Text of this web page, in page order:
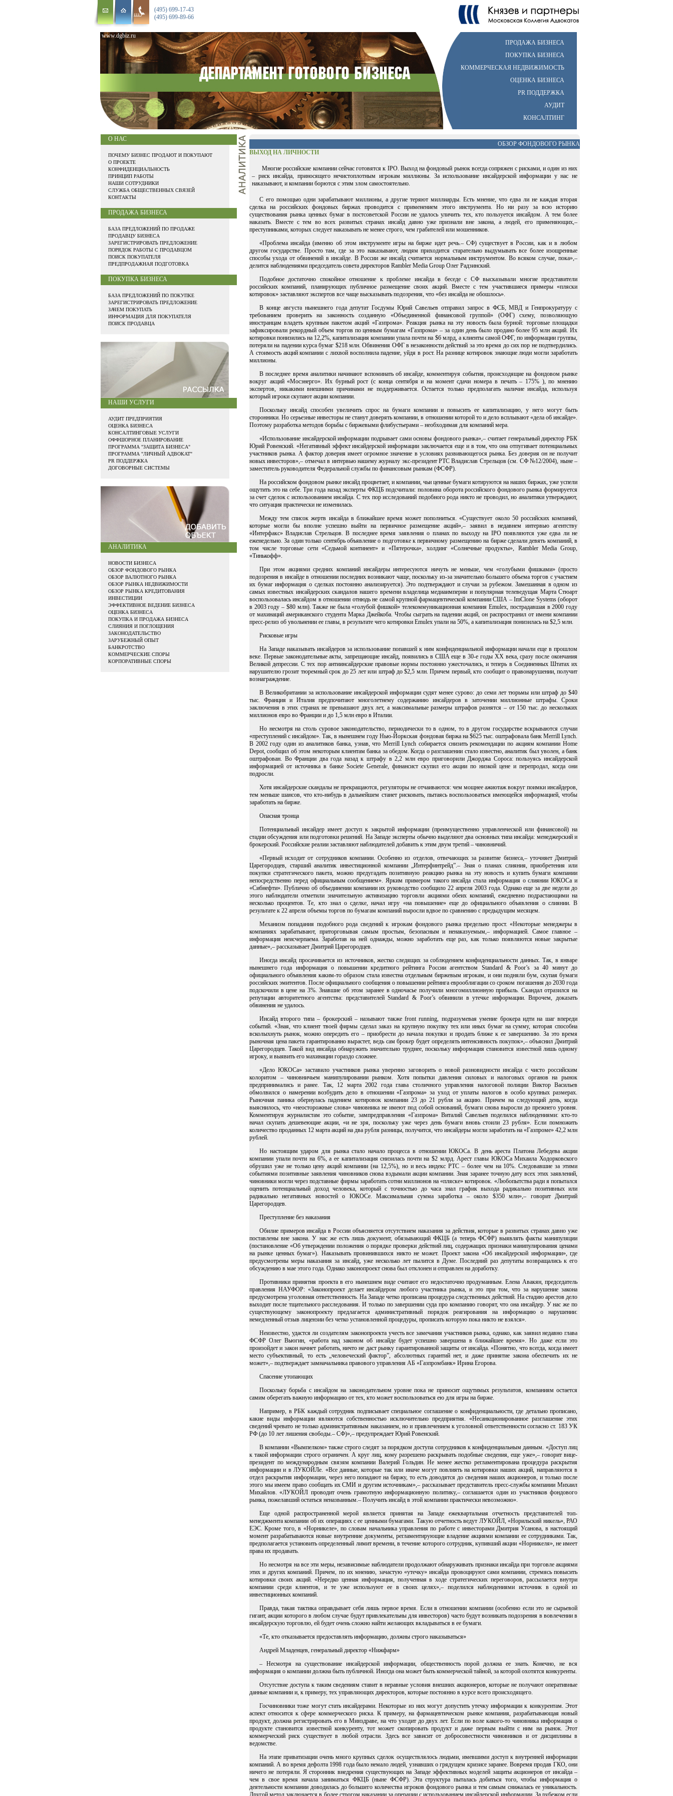
(495) 699-17-43
(495) 699-89-66
www.dgbiz.ru
ПРОДАЖА БИЗНЕСА
ПОКУПКА БИЗНЕСА
КОММЕРЧЕСКАЯ НЕДВИЖИМОСТЬ
ОЦЕНКА БИЗНЕСА
PR ПОДДЕРЖКА
АУДИТ
КОНСАЛТИНГ
О НАС
ПОЧЕМУ БИЗНЕС ПРОДАЮТ И ПОКУПАЮТ
О ПРОЕКТЕ
КОНФИДЕНЦИАЛЬНОСТЬ
ПРИНЦИП РАБОТЫ
НАШИ СОТРУДНИКИ
СЛУЖБА ОБЩЕСТВЕННЫХ СВЯЗЕЙ
КОНТАКТЫ
ПРОДАЖА БИЗНЕСА
БАЗА ПРЕДЛОЖЕНИЙ ПО ПРОДАЖЕ
ПРОДАВЦУ БИЗНЕСА
ЗАРЕГИСТРИРОВАТЬ ПРЕДЛОЖЕНИЕ
ПОРЯДОК РАБОТЫ С ПРОДАВЦОМ
ПОИСК ПОКУПАТЕЛЯ
ПРЕДПРОДАЖНАЯ ПОДГОТОВКА
ПОКУПКА БИЗНЕСА
БАЗА ПРЕДЛОЖЕНИЙ ПО ПОКУПКЕ
ЗАРЕГИСТРИРОВАТЬ ПРЕДЛОЖЕНИЕ
ЗАЧЕМ ПОКУПАТЬ
ИНФОРМАЦИЯ ДЛЯ ПОКУПАТЕЛЯ
ПОИСК ПРОДАВЦА
НАШИ УСЛУГИ
АУДИТ ПРЕДПРИЯТИЯ
ОЦЕНКА БИЗНЕСА
КОНСАЛТИНГОВЫЕ УСЛУГИ
ОФФШОРНОЕ ПЛАНИРОВАНИЕ
ПРОГРАММА "ЗАЩИТА БИЗНЕСА"
ПРОГРАММА "ЛИЧНЫЙ АДВОКАТ"
PR ПОДДЕРЖКА
ДОГОВОРНЫЕ СИСТЕМЫ
АНАЛИТИКА
НОВОСТИ БИЗНЕСА
ОБЗОР ФОНДОВОГО РЫНКА
ОБЗОР ВАЛЮТНОГО РЫНКА
ОБЗОР РЫНКА НЕДВИЖИМОСТИ
ОБЗОР РЫНКА КРЕДИТОВАНИЯ
ИНВЕСТИЦИИ
ЭФФЕКТИВНОЕ ВЕДЕНИЕ БИЗНЕСА
ОЦЕНКА БИЗНЕСА
ПОКУПКА И ПРОДАЖА БИЗНЕСА
СЛИЯНИЯ И ПОГЛОЩЕНИЯ
ЗАКОНОДАТЕЛЬСТВО
ЗАРУБЕЖНЫЙ ОПЫТ
БАНКРОТСТВО
КОММЕРЧЕСКИЕ СПОРЫ
КОРПОРАТИВНЫЕ СПОРЫ
ОБЗОР ФОНДОВОГО РЫНКА
ВЫХОД НА ЛИЧНОСТИ
Многие российские компании сейчас готовятся к IPO. Выход на фондовый рынок всегда сопряжен с рисками, и один из них
– риск инсайда, приносящего нечистоплотным игрокам миллионы. За использование инсайдерской информации у нас не
наказывают, и компании борются с этим злом самостоятельно.
С его помощью одни зарабатывают миллионы, а другие теряют миллиарды. Есть мнение, что едва ли не каждая вторая
сделка на российских фондовых биржах проводится с применением этого инструмента. Но ни разу за всю историю
существования рынка ценных бумаг в постсоветской России не удалось уличить тех, кто пользуется инсайдом. А тем более
наказать. Вместе с тем во всех развитых странах инсайд давно уже признали вне закона, а людей, его применяющих,–
преступниками, которых следует наказывать не менее строго, чем грабителей или мошенников.
«Проблема инсайда (именно об этом инструменте игры на бирже идет речь.– СФ) существует в России, как и в любом
другом государстве. Просто там, где за это наказывают, людям приходится старательно выдумывать все более изощренные
способы ухода от обвинений в инсайде. В России же инсайд считается нормальным инструментом. Во всяком случае, пока»,–
делится наблюдениями председатель совета директоров Rambler Media Group Олег Радзинский.
Подобное достаточно спокойное отношение к проблеме инсайда в беседе с СФ высказывали многие представители
российских компаний, планирующих публичное размещение своих акций. Вместе с тем участившиеся примеры «пляски
котировок» заставляют экспертов все чаще высказывать подозрения, что «без инсайда не обошлось».
В конце августа нынешнего года депутат Госдумы Юрий Савельев отправил запрос в ФСБ, МВД и Генпрокуратуру с
требованием проверить на законность созданную «Объединенной финансовой группой» (ОФГ) схему, позволяющую
иностранцам владеть крупным пакетом акций «Газпрома». Реакция рынка на эту новость была бурной: торговые площадки
зафиксировали рекордный объем торгов по ценным бумагам «Газпрома» – за один день было продано более 95 млн акций. Их
котировки понизились на 12,2%, капитализация компании упала почти на $6 млрд, а клиенты самой ОФГ, по информации группы,
потеряли на падении курса бумаг $218 млн. Обвинения ОФГ в незаконности действий за это время до сих пор не подтвердились.
А стоимость акций компании с лихвой восполнила падение, уйдя в рост. На разнице котировок знающие люди могли заработать
миллионы.
В последнее время аналитики начинают вспоминать об инсайде, комментируя события, происходящие на фондовом рынке
вокруг акций «Мосэнерго». Их бурный рост (с конца сентября и на момент сдачи номера в печать – 175% ), по мнению
экспертов, никакими внешними причинами не поддерживается. Остается только предполагать наличие инсайда, используя
который игроки скупают акции компании.
Поскольку инсайд способен увеличить спрос на бумаги компании и повысить ее капитализацию, у него могут быть
сторонники. Но серьезные инвесторы не станут доверять компании, в отношении которой то и дело всплывают «дела об инсайде».
Поэтому разработка методов борьбы с биржевыми флибустьерами – необходимая для компаний мера.
«Использование инсайдерской информации подрывает сами основы фондового рынка»,– считает генеральный директор РБК
Юрий Ровенский. «Негативный эффект инсайдерской информации заключается еще и в том, что она отпугивает потенциальных
участников рынка. А фактор доверия имеет огромное значение в условиях развивающегося рынка. Без доверия он не получит
новых инвесторов»,– отмечал в интервью нашему журналу экс-президент РТС Владислав Стрельцов (см. СФ №12/2004), ныне –
заместитель руководителя Федеральной службы по финансовым рынкам (ФСФР).
На российском фондовом рынке инсайд процветает, и компании, чьи ценные бумаги котируются на наших биржах, уже успели
ощутить это на себе. Три года назад эксперты ФКЦБ подсчитали: половина оборота российского фондового рынка формируется
за счет сделок с использованием инсайда. С тех пор исследований подобного рода никто не проводил, но аналитики утверждают,
что ситуация практически не изменилась.
Между тем список жертв инсайда в ближайшее время может пополниться. «Существует около 50 российских компаний,
которые могли бы вполне успешно выйти на первичное размещение акций»,– заявил в недавнем интервью агентству
«Интерфакс» Владислав Стрельцов. В последнее время заявления о планах по выходу на IPO появляются уже едва ли не
еженедельно. За один только сентябрь объявление о подготовке к первичному размещению на бирже сделали девять компаний, в
том числе торговые сети «Седьмой континент» и «Пятерочка», холдинг «Солнечные продукты», Rambler Media Group,
«Тинькофф».
При этом акциями средних компаний инсайдеры интересуются ничуть не меньше, чем «голубыми фишками» (просто
подозрения в инсайде в отношении последних возникают чаще, поскольку из-за значительно большего объема торгов с участием
их бумаг информация о сделках постоянно анализируется). Это подтверждают и случаи за рубежом. Замешанная в одном из
самых известных инсайдерских скандалов нашего времени владелица медиаимперии и популярная телеведущая Марта Стюарт
воспользовалась инсайдом в отношении отнюдь не самой крупной фармацевтической компании США – ImClone Systems (оборот
в 2003 году – $80 млн). Также не была «голубой фишкой» телекоммуникационная компания Emulex, пострадавшая в 2000 году
от махинаций американского студента Марка Джейкоба. Чтобы сыграть на падении акций, он распространил от имени компании
пресс-релиз об увольнении ее главы, в результате чего котировки Emulex упали на 50%, а капитализация понизилась на $2,5 млн.
Рисковые игры
На Западе наказывать инсайдеров за использование попавшей к ним конфиденциальной информации начали еще в прошлом
веке. Первые законодательные акты, запрещающие инсайд, появились в США еще в 30-е годы XX века, сразу после окончания
Великой депрессии. С тех пор антиинсайдерские правовые нормы постоянно ужесточались, и теперь в Соединенных Штатах их
нарушителю грозит тюремный срок до 25 лет или штраф до $2,5 млн. Причем первый, кто сообщит о правонарушении, получит
вознаграждение.
В Великобритании за использование инсайдерской информации судят менее сурово: до семи лет тюрьмы или штраф до $40
тыс. Франция и Италия предпочитают многолетнему содержанию инсайдеров в заточении миллионные штрафы. Сроки
заключения в этих странах не превышают двух лет, а максимальные размеры штрафов разнятся – от 150 тыс. до нескольких
миллионов евро во Франции и до 1,5 млн евро в Италии.
Но несмотря на столь суровое законодательство, периодически то в одном, то в другом государстве вскрываются случаи
«преступлений с инсайдом». Так, в нынешнем году Нью-Йоркская фондовая биржа на $625 тыс. оштрафовала банк Merrill Lynch.
В 2002 году один из аналитиков банка, узнав, что Merrill Lynch собирается снизить рекомендации по акциям компании Home
Depot, сообщил об этом некоторым клиентам банка за обедом. Когда о разглашении стало известно, аналитик был уволен, а банк
оштрафован. Во Франции два года назад к штрафу в 2,2 млн евро приговорили Джорджа Сороса: пользуясь инсайдерской
информацией от источника в банке Societe Generale, финансист скупил его акции по низкой цене и перепродал, когда они
подросли.
Хотя инсайдерские скандалы не прекращаются, регуляторы не отчаиваются: чем мощнее ажиотаж вокруг поимки инсайдеров,
тем меньше шансов, что кто-нибудь в дальнейшем станет рисковать, пытаясь воспользоваться имеющейся информацией, чтобы
заработать на бирже.
Опасная троица
Потенциальный инсайдер имеет доступ к закрытой информации (преимущественно управленческой или финансовой) на
стадии обсуждения или подготовки решений. На Западе эксперты обычно выделяют два основных типа инсайда: менеджерский и
брокерский. Российские реалии заставляют наблюдателей добавить к этим двум третий – чиновничий.
«Первый исходит от сотрудников компании. Особенно из отделов, отвечающих за развитие бизнеса,– уточняет Дмитрий
Царегородцев, старший аналитик инвестиционной компании „Интерфинтрейд”.– Зная о планах слияния, приобретения или
покупки стратегического пакета, можно предугадать позитивную реакцию рынка на эту новость и купить бумаги компании
непосредственно перед официальным сообщением». Ярким примером такого инсайда стала информация о слиянии ЮКОСа и
«Сибнефти». Публично об объединении компании их руководство сообщило 22 апреля 2003 года. Однако еще за две недели до
этого наблюдатели отметили значительную активизацию торговли акциями обеих компаний, ежедневно подрастающими на
несколько процентов. Те, кто знал о сделке, начал игру «на повышение» еще до официального объявления о слиянии. В
результате к 22 апреля объемы торгов по бумагам компаний выросли вдвое по сравнению с предыдущим месяцем.
Механизм попадания подобного рода сведений к игрокам фондового рынка предельно прост. «Некоторые менеджеры в
компаниях зарабатывают, приторговывая самым простым, безопасным и ненаказуемым,– информацией. Самое главное –
информация неисчерпаема. Заработав на ней однажды, можно заработать еще раз, как только появляются новые закрытые
данные»,– рассказывает Дмитрий Царегородцев.
Иногда инсайд просачивается из источников, жестко следящих за соблюдением конфиденциальности данных. Так, в январе
нынешнего года информация о повышении кредитного рейтинга России агентством Standard & Poor’s за 40 минут до
официального объявления каким-то образом стала известна отдельным биржевым игрокам, и они подняли бум, скупая бумаги
российских эмитентов. После официального сообщения о повышении рейтинга еврооблигации со сроком погашения до 2030 года
подскочили в цене на 3%. Знавшие об этом заранее в одночасье получили многомиллионную прибыль. Скандал отразился на
репутации авторитетного агентства: представителей Standard & Poor’s обвинили в утечке информации. Впрочем, доказать
обвинения не удалось.
Инсайд второго типа – брокерский – называют также front running, подразумевая умение брокера идти на шаг впереди
событий. «Зная, что клиент твоей фирмы сделал заказ на крупную покупку тех или иных бумаг на сумму, которая способна
всколыхнуть рынок, можно опередить его – приобрести до начала покупки и продать ближе к ее завершению. За это время
рыночная цена пакета гарантированно вырастет, ведь сам брокер будет определять интенсивность покупок»,– объяснил Дмитрий
Царегородцев. Такой вид инсайда обнаружить значительно труднее, поскольку информация становится известной лишь одному
игроку, и выявить его махинации гораздо сложнее.
«Дело ЮКОСа» заставило участников рынка уверенно заговорить о новой разновидности инсайда с чисто российским
колоритом – чиновничьем манипулировании рынком. Хотя попытки давления силовых и налоговых органов на рынок
предпринимались и ранее. Так, 12 марта 2002 года глава столичного управления налоговой полиции Виктор Васильев
обмолвился о намерении возбудить дело в отношении «Газпрома» за уход от уплаты налогов в особо крупных размерах.
Рыночная паника обернулась падением котировок компании 23 до 21 рубля за акцию. Причем на следующий день, когда
выяснилось, что «неосторожные слова» чиновника не имеют под собой оснований, бумаги снова выросли до прежнего уровня.
Комментируя журналистам это событие, зампредправления «Газпрома» Виталий Савельев поделился наблюдениями: кто-то
начал скупать дешевеющие акции, «и не зря, поскольку уже через день бумаги вновь стоили 23 рубля». Если помножить
количество проданных 12 марта акций на два рубля разницы, получится, что инсайдеры могли заработать на «Газпроме» 42,2 млн
рублей.
Но настоящим ударом для рынка стало начало процесса в отношении ЮКОСа. В день ареста Платона Лебедева акции
компании упали почти на 6%, а ее капитализация снизилась почти на $2 млрд. Арест главы ЮКОСа Михаила Ходорковского
обрушил уже не только цену акций компании (на 12,5%), но и весь индекс РТС – более чем на 10%. Следовавшие за этими
событиями позитивные заявления чиновников снова вздымали акции компании. Зная заранее точную дату всех этих заявлений,
чиновники могли через подставные фирмы заработать сотни миллионов на «пляске» котировок. «Любопытства ради я попытался
оценить потенциальный доход человека, который с точностью до часа знал график выхода радикально позитивных или
радикально негативных новостей о ЮКОСе. Максимальная сумма заработка – около $350 млн»,– говорит Дмитрий
Царегородцев.
Преступление без наказания
Обилие примеров инсайда в России объясняется отсутствием наказания за действия, которые в развитых странах давно уже
поставлены вне закона. У нас же есть лишь документ, обязывающий ФКЦБ (а теперь ФСФР) выявлять факты манипуляции
(постановление «Об утверждении положения о порядке проверки действий лиц, содержащих признаки манипулирования ценами
на рынке ценных бумаг»). Наказывать провинившихся никто не может. Проект закона «Об инсайдерской информации», где
предусмотрены меры наказания за инсайд, уже несколько лет пылится в Думе. Последний раз депутаты возвращались к его
обсуждению в мае этого года. Однако законопроект снова был отклонен и отправлен на доработку.
Противники принятия проекта в его нынешнем виде считают его недостаточно продуманным. Елена Авакян, председатель
правления НАУФОР: «Законопроект делает инсайдером любого участника рынка, и это при том, что за нарушение закона
предусмотрена уголовная ответственность. На Западе четко прописана процедура следственных действий. На стадию арестов дело
выходит после тщательного расследования. И только по завершении суда про компанию говорят, что она инсайдер. У нас же по
существующему законопроекту предлагается административный порядок реагирования на информацию о нарушении:
немедленный отзыв лицензии без четко установленной процедуры, прописать которую пока никто не взялся».
Неизвестно, удастся ли создателям законопроекта учесть все замечания участников рынка, однако, как заявил недавно глава
ФСФР Олег Вьюгин, «работа над законом об инсайде будет успешно завершена в ближайшее время». Но даже если это
произойдет и закон начнет работать, ничто не даст рынку гарантированной защиты от инсайда. «Понятно, что всегда, когда имеет
место субъективный, то есть „человеческий фактор”, абсолютных гарантий нет, и даже принятие закона обеспечить их не
может»,– подтверждает замначальника правового управления АБ «Газпромбанк» Ирина Егорова.
Спасение утопающих
Поскольку борьба с инсайдом на законодательном уровне пока не приносит ощутимых результатов, компаниям остается
самим оберегать важную информацию от тех, кто может воспользоваться ею для игры на бирже.
Например, в РБК каждый сотрудник подписывает специальное соглашение о конфиденциальности, где детально прописано,
какие виды информации являются собственностью исключительно предприятия. «Несанкционированное разглашение этих
сведений чревато не только административным наказанием, но и привлечением к уголовной ответственности согласно ст. 183 УК
РФ (до 10 лет лишения свободы.– СФ)»,– предупреждает Юрий Ровенский.
В компании «Вымпелком» также строго следят за порядком доступа сотрудников к конфиденциальным данным. «Доступ лиц
к такой информации строго ограничен. А круг лиц, кому разрешено раскрывать подобные сведения, еще уже»,– говорит вице-
президент по международным связям компании Валерий Гольдин. Не менее жестко регламентирована процедура раскрытия
информации и в ЛУКОЙЛе. «Все данные, которые так или иначе могут повлиять на котировки наших акций, направляются в
отдел раскрытия информации, через него попадают на биржу, то есть доводятся до сведения наших акционеров, и только после
этого мы имеем право сообщать их СМИ и другим источникам»,– рассказывает представитель пресс-службы компании Михаил
Михайлов. «ЛУКОЙЛ проводит очень грамотную информационную политику,– соглашается один из участников фондового
рынка, пожелавший остаться неназванным.– Получить инсайд в этой компании практически невозможно».
Еще одной распространенной мерой является принятая на Западе ежеквартальная отчетность представителей топ-
менеджмента компании об их операциях с ее ценными бумагами. Такую отчетность ведут ЛУКОЙЛ, «Норильский никель», РАО
ЕЭС. Кроме того, в «Норникеле», по словам начальника управления по работе с инвесторами Дмитрия Усанова, в настоящий
момент разрабатываются новые внутренние документы, регламентирующие владение акциями компании ее сотрудниками. Так,
предполагается установить определенный лимит времени, в течение которого сотрудник, купивший акции «Норникеля», не имеет
права их продавать.
Но несмотря на все эти меры, независимые наблюдатели продолжают обнаруживать признаки инсайда при торговле акциями
этих и других компаний. Причем, по их мнению, зачастую «утечку» инсайда провоцируют сами компании, стремясь повысить
котировки своих акций. «Нередко ценная информация, полученная в ходе стратегических переговоров, рассылается внутри
компании среди клиентов, и те уже используют ее в своих целях»,– поделился наблюдениями источник в одной из
инвестиционных компаний.
Правда, такая тактика оправдывает себя лишь первое время. Если в отношении компании (особенно если это не сырьевой
гигант, акции которого в любом случае будут привлекательны для инвесторов) часто будут возникать подозрения в вовлечении в
инсайдерскую торговлю, ей будет очень сложно найти желающих вкладываться в ее бумаги.
«Те, кто отказывается предоставлять информацию, должны строго наказываться»
Андрей Младенцев, генеральный директор «Нижфарм»
– Несмотря на существование инсайдерской информации, общественность порой должна ее знать. Конечно, не вся
информация о компании должна быть публичной. Иногда она может быть коммерческой тайной, за которой охотятся конкуренты.
Отсутствие доступа к таким сведениям ставит в неравные условия внешних акционеров, которые не получают оперативные
данные компании и, к примеру, тех управляющих директоров, которые постоянно в курсе всего происходящего.
Госчиновники тоже могут стать инсайдерами. Некоторые из них могут допустить утечку информации к конкурентам. Этот
аспект относится к сфере коммерческого риска. К примеру, на фармацевтическом рынке компания, разрабатывающая новый
продукт, должна регистрировать его в Минздраве, на что уходит до двух лет. Если по воле какого-то чиновника информация о
продукте становится известной конкуренту, тот может скопировать продукт и даже первым выйти с ним на рынок. Этот
коммерческий риск существует в любой отрасли. Здесь все зависит от добросовестности чиновников и от дисциплины в
ведомстве.
На этапе приватизации очень много крупных сделок осуществлялось людьми, имевшими доступ к внутренней информации
компаний. А во время дефолта 1998 года было немало людей, узнавших о грядущем кризисе заранее. Вовремя продав ГКО, они
ничего не потеряли. Я сторонник внедрения существующих на Западе эффективных моделей защиты акционеров от инсайда –
чем в свое время начала заниматься ФКЦБ (ныне ФСФР). Эта структура пыталась добиться того, чтобы информация о
деятельности компании доводилась до большего количества игроков фондового рынка и тем самым снижалась ее уникальность.
Другой метод заключается в более строгом наказании за операции с использованием инсайдерской информации. За рубежом если